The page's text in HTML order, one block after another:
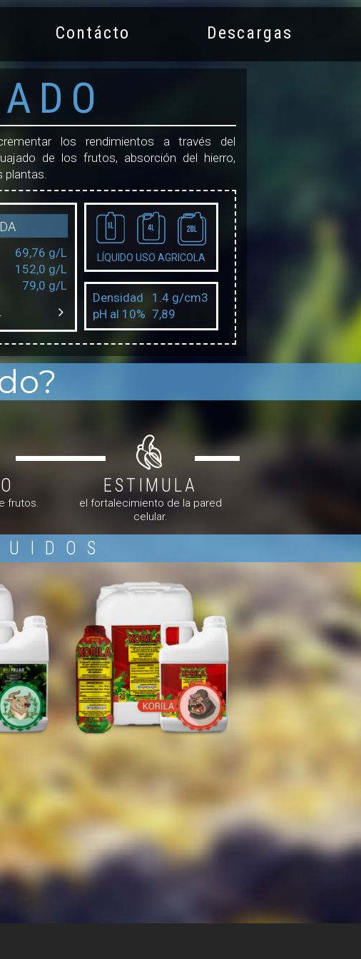
Contácto Descargas
los rendimientos a través del
de los frutos, absorción del hierro,
plantas.
69,76 g/L
152,0 g/L
79,0 g/L
LÍQUIDO USO AGRICOLA
Densidad
pH al 10%
1.4 g/cm3
7,89
frutos.
ESTIMULA
el fortalecimiento de la pared
celular.